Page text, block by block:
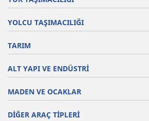
YOLCU TAŞIMACILIĞI
TARIM
ALT YAPI VE ENDÜSTRİ
MADEN VE OCAKLAR
DİĞER ARAÇ TİPLERİ